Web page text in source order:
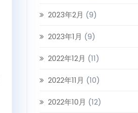
2023年2月 (9)
2023年1月 (9)
2022年12月 (11)
2022年11月 (10)
2022年10月 (12)